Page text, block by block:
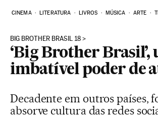
CINEMA LITERATURA LIVROS MÚSICA ARTE
BIG BROTHER BRASIL 18
‘Big Brother Brasil’,
imbatível poder de
Decadente em outros países,
absorve cultura das redes